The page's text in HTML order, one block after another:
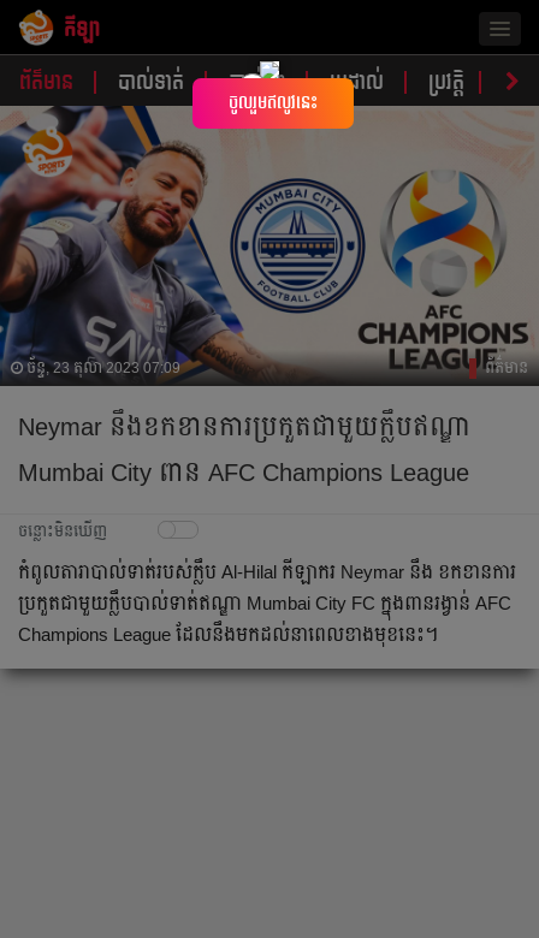
កីឡា
ព័ត៌មាន បាល់ទាត់ បាល់ទះ ប្រដាល់ ប្រវត្តិ​​ វិភា
ច័ន្ទ, 23 តុលា 2023 07:09 ព័ត៌មាន
Neymar នឹងខកខានការប្រកួតជាមួយក្លឹបឥណ្ឌា
Mumbai City ពាន AFC Champions League
ចន្លោះមិនឃើញ
កំពូលតារាបាល់ទាត់របស់ក្លឹប Al-Hilal កីឡាករ Neymar នឹង ខកខានការ
ប្រកួតជាមួយក្លឹបបាល់ទាត់ឥណ្ឌា Mumbai City FC ក្នុងពានរង្វាន់ AFC
Champions League ដែលនឹងមកដល់នាពេលខាងមុខនេះ។
×
ចូលរួមឥលូវនេះ